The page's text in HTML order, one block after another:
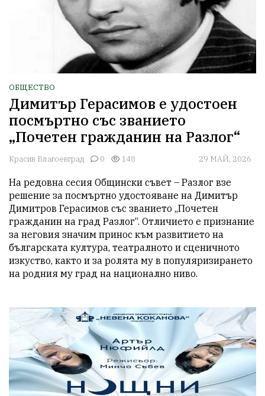
ОБЩЕСТВО
Димитър Герасимов е удостоен
посмъртно със званието
„Почетен гражданин на Разлог“
Красив Благоевград 0 148 29 МАЙ, 2026
На редовна сесия Общински съвет – Разлог взе
решение за посмъртно удостояване на Димитър
Димитров Герасимов със званието „Почетен
гражданин на град Разлог“. Отличието е признание
за неговия значим принос към развитието на
българската култура, театралното и сценичното
изкуство, както и за ролята му в популяризирането
на родния му град на национално ниво.